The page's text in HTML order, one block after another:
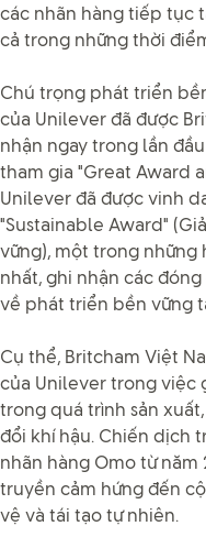
các nhãn hàng tiếp tục
cả trong những thời
Chú trọng phát triển
của Unilever đã được
nhận ngay trong lần
tham gia "Great Award
Unilever đã được vinh
"Sustainable Award"
vững), một trong những
nhất, ghi nhận các
về phát triển bền vững
Cụ thể, Britcham Việt
của Unilever trong việc
trong quá trình sản
đổi khí hậu. Chiến dịch
nhãn hàng Omo từ năm
truyền cảm hứng đến
vệ và tái tạo tự nhiên.